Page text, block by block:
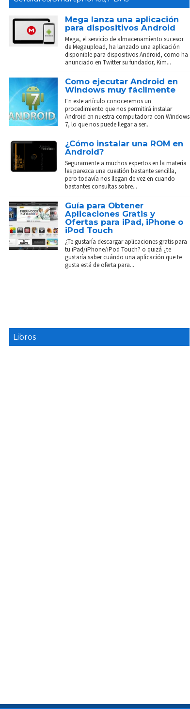
Mega lanza una aplicación
para dispositivos Android
Mega, el servicio de almacenamiento sucesor
de Megaupload, ha lanzado una aplicación
disponible para dispositivos Android, como ha
anunciado en Twitter su fundador, Kim...
Como ejecutar Android en
Windows muy fácilmente
En este artículo conoceremos un
procedimiento que nos permitirá instalar
Android en nuestra computadora con Windows
7, lo que nos puede llegar a ser...
¿Cómo instalar una ROM en
Android?
Seguramente a muchos expertos en la materia
les parezca una cuestión bastante sencilla,
pero todavía nos llegan de vez en cuando
bastantes consultas sobre...
Guía para Obtener
Aplicaciones Gratis y
Ofertas para iPad, iPhone o
iPod Touch
¿Te gustaría descargar aplicaciones gratis para
tu iPad/iPhone/iPod Touch? o quizá ¿te
gustaría saber cuándo una aplicación que te
gusta está de oferta para...
Libros